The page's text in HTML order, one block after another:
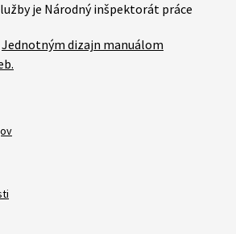
je Národný inšpektorát práce
Jednotným dizajn manuálom